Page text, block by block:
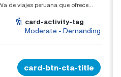
de viajes peruana que ofrece
a Machu Picchu.
card-activity-tag
Moderate - Demanding
card-btn-cta-title